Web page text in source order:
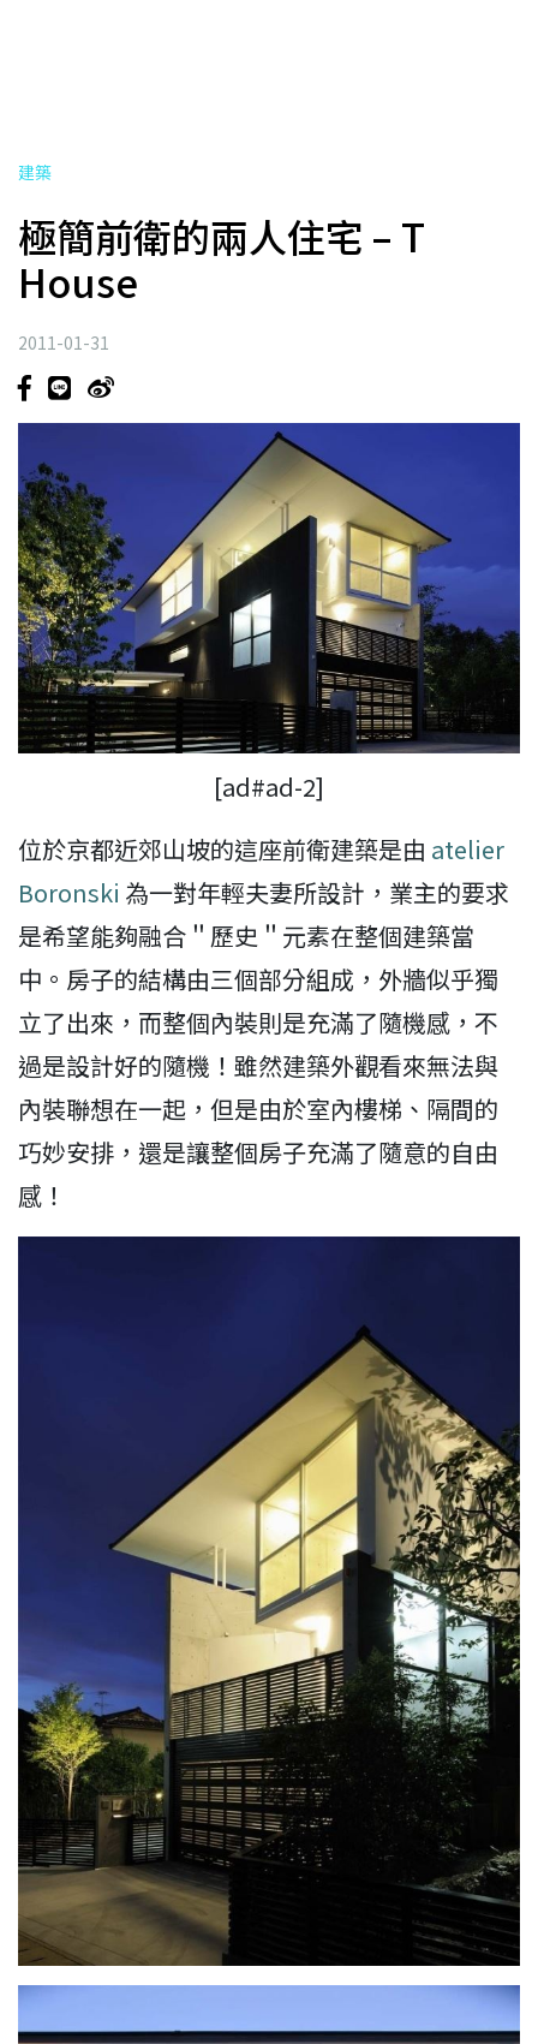
建築
極簡前衛的兩人住宅 – T
House
2011-01-31
[ad#ad-2]
位於京都近郊山坡的這座前衛建築是由 atelier
Boronski 為一對年輕夫妻所設計，業主的要求
是希望能夠融合＂歷史＂元素在整個建築當
中。房子的結構由三個部分組成，外牆似乎獨
立了出來，而整個內裝則是充滿了隨機感，不
過是設計好的隨機！雖然建築外觀看來無法與
內裝聯想在一起，但是由於室內樓梯、隔間的
巧妙安排，還是讓整個房子充滿了隨意的自由
感！